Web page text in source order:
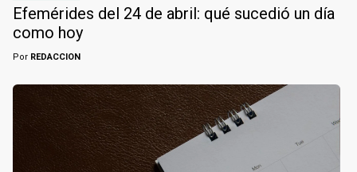
Efemérides del 24 de abril: qué sucedió un día
como hoy
Por REDACCION